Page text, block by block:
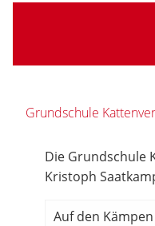
Grundschule
Die Grundschule
Kristoph
Auf den